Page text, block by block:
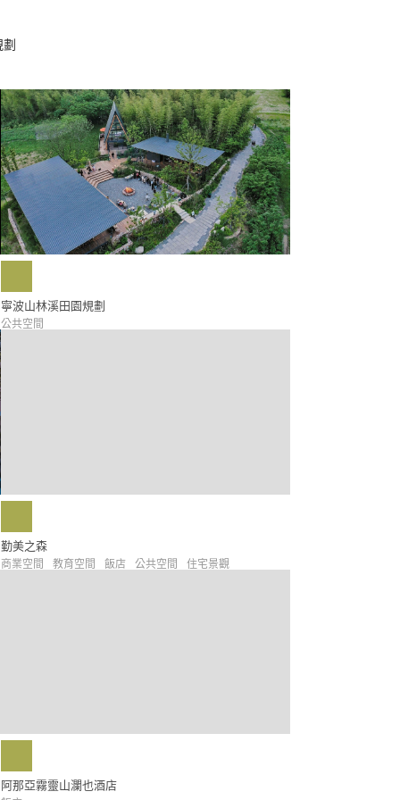
劃
寧波山林溪田園規劃
公共空間
勤美之森
商業空間 教育空間 飯店 公共空間 住宅景觀
阿那亞霧靈山瀾也酒店